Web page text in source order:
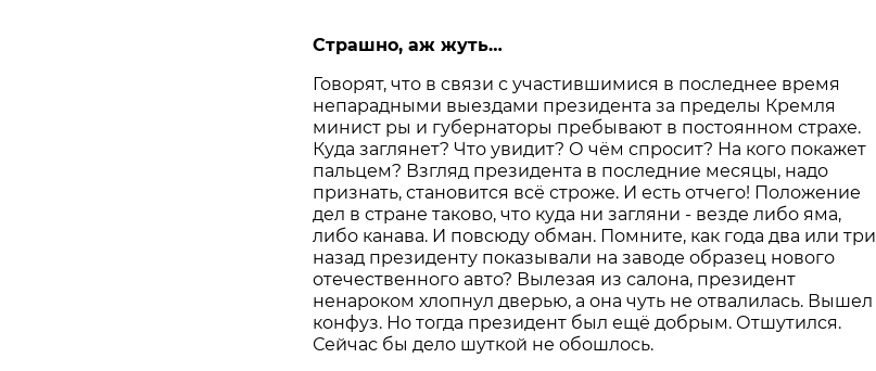
Страшно, аж жуть…
Говорят, что в связи с участившимися в последнее время
непарадными выездами президента за пределы Кремля
минист ры и губернаторы пребывают в постоянном страхе.
Куда заглянет? Что увидит? О чём спросит? На кого покажет
пальцем? Взгляд президента в последние месяцы, надо
признать, становится всё строже. И есть отчего! Положение
дел в стране таково, что куда ни загляни - везде либо яма,
либо канава. И повсюду обман. Помните, как года два или три
назад президенту показывали на заводе образец нового
отечественного авто? Вылезая из салона, президент
ненароком хлопнул дверью, а она чуть не отвалилась. Вышел
конфуз. Но тогда президент был ещё добрым. Отшутился.
Сейчас бы дело шуткой не обошлось.